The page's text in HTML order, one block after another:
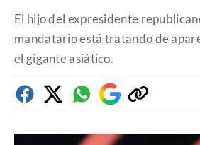
El hijo del expresidente
mandatario está tratando de
el gigante asiático.
FacebookTwitterWhatsapp
Google
Discover
Copiar
enlace